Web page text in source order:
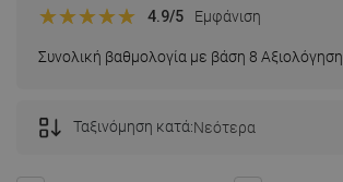
Συνολική βαθμολογία με βάση 8 Αξιολόγηση
4.9/5 Εμφάνιση
Ταξινόμηση κατά:Νεότερα